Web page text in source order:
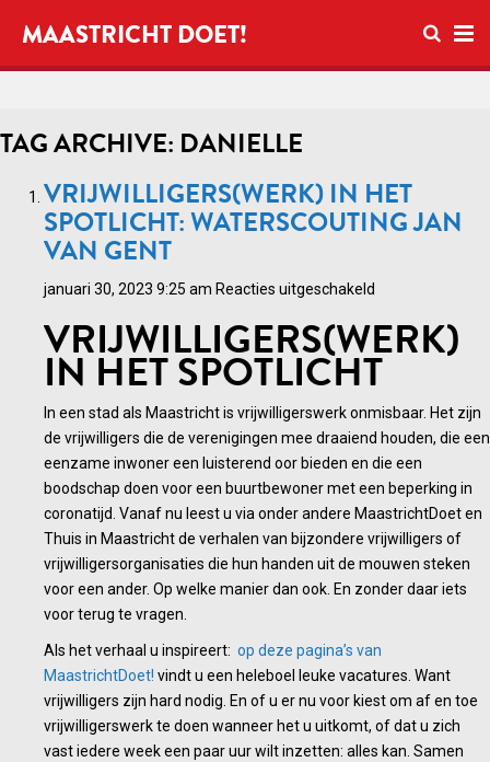
Open
MAASTRICHT DOET!
TAG ARCHIVE: DANIELLE
VRIJWILLIGERS(WERK) IN HET
SPOTLICHT: WATERSCOUTING JAN
VAN GENT
januari 30, 2023 9:25 am Reacties uitgeschakeld
in
het
spotlicht:
Waterscouting
Jan
van
Gent
VRIJWILLIGERS(WERK)
IN HET SPOTLICHT
In een stad als Maastricht is vrijwilligerswerk onmisbaar. Het zijn
de vrijwilligers die de verenigingen mee draaiend houden, die een
eenzame inwoner een luisterend oor bieden en die een
boodschap doen voor een buurtbewoner met een beperking in
coronatijd. Vanaf nu leest u via onder andere MaastrichtDoet en
Thuis in Maastricht de verhalen van bijzondere vrijwilligers of
vrijwilligersorganisaties die hun handen uit de mouwen steken
voor een ander. Op welke manier dan ook. En zonder daar iets
voor terug te vragen.
Als het verhaal u inspireert: op deze pagina’s van
MaastrichtDoet! vindt u een heleboel leuke vacatures. Want
vrijwilligers zijn hard nodig. En of u er nu voor kiest om af en toe
vrijwilligerswerk te doen wanneer het u uitkomt, of dat u zich
vast iedere week een paar uur wilt inzetten: alles kan. Samen